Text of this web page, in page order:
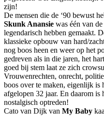
zijn!
De mensen die de ‘90 bewust
Skunk Anansie was één van
legendarisch hebben gemaakt.
klassieke opbouw van hard/
nog boos heen en weer op het
gedreven als in die jaren, het
goed bij stem laat ze zich
Vrouwenrechten, onrecht,
boos over te maken, eigenlijk is
afgelopen 32 jaar. En daarom
nostalgisch optreden!
Cato van Dijk van My Baby